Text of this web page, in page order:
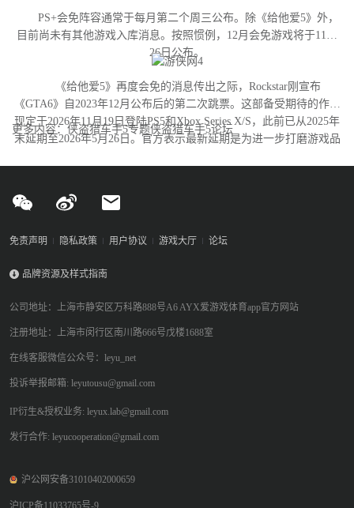
PS+会免阵容通常于每月第二个周三公布。除《给他爱5》外，
目前尚未有其他游戏入库消息。按照惯例，12月会免游戏将于11月
26日公布。
《给他爱5》再度会免的消息传出之际，Rockstar刚宣布
《GTA6》自2023年12月公布后的第二次跳票。这部备受期待的作品
现定于2026年11月19日登陆PS5和Xbox Series X/S，此前已从2025年
末延期至2026年5月26日。官方表示最新延期是为进一步打磨游戏品
更多内容：侠盗猎车手5专题侠盗猎车手5论坛
免责声明 隐私政策 用户协议 游戏大厅 论坛
品牌资源及样式指南
公司地址：上海市静安区万科路888号A6 AYX爱游戏体育app官方网站
注册地址：上海市闵行区南川路666号戊楼1688室
在线客服微信公众号：leyu_net
投诉举报邮箱: leyutousu@gmail.com
IP衍生&授权业务: leyux.lab@gmail.com
发行合作: leyucooperation@gmail.com
沪公网安备31010402000659
沪ICP备11033765号-9